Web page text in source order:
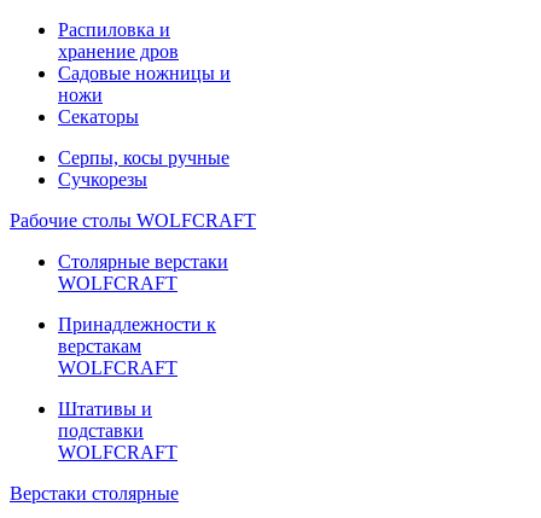
Распиловка и
хранение дров
Садовые ножницы и
ножи
Секаторы
Серпы, косы ручные
Сучкорезы
Рабочие столы WOLFCRAFT
Столярные верстаки
WOLFCRAFT
Принадлежности к
верстакам
WOLFCRAFT
Штативы и
подставки
WOLFCRAFT
Верстаки столярные